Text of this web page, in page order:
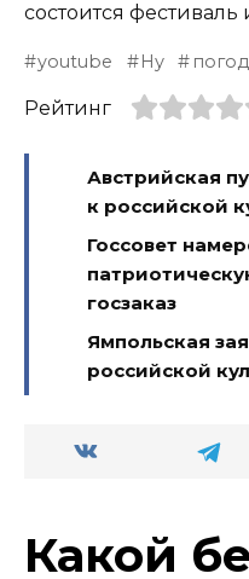
состоится фестиваль
youtube Ну
Рейтинг
Австрийская
к российской
Госсовет
госзаказ
Ямпольская
российской
Какой